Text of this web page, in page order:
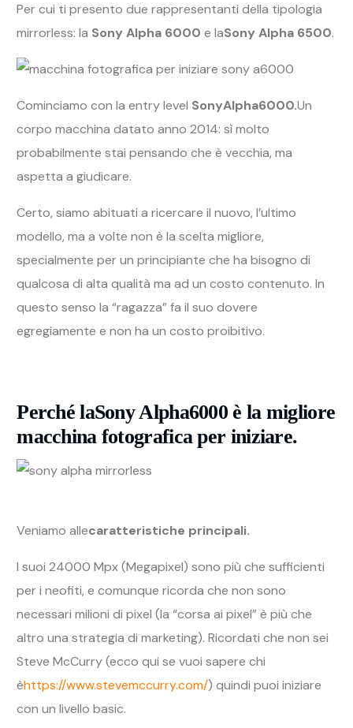
Per cui ti presento due rappresentanti della tipologia
mirrorless: la Sony Alpha 6000 e laSony Alpha 6500.
Cominciamo con la entry level SonyAlpha6000.Un
corpo macchina datato anno 2014: sì molto
probabilmente stai pensando che è vecchia, ma
aspetta a giudicare.
Certo, siamo abituati a ricercare il nuovo, l’ultimo
modello, ma a volte non è la scelta migliore,
specialmente per un principiante che ha bisogno di
qualcosa di alta qualità ma ad un costo contenuto. In
questo senso la “ragazza” fa il suo dovere
egregiamente e non ha un costo proibitivo.
Perché laSony Alpha6000 è la migliore
macchina fotografica per iniziare.
Veniamo allecaratteristiche principali.
I suoi 24000 Mpx (Megapixel) sono più che sufficienti
per i neofiti, e comunque ricorda che non sono
necessari milioni di pixel (la “corsa ai pixel” è più che
altro una strategia di marketing). Ricordati che non sei
Steve McCurry (ecco qui se vuoi sapere chi
èhttps://www.stevemccurry.com/) quindi puoi iniziare
con un livello basic.